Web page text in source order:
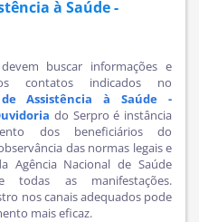
à Saúde -
buscar informações e
contatos indicados no
Assistência à Saúde -
do Serpro é instância
dos beneficiários do
das normas legais e
Agência Nacional de Saúde
todas as manifestações.
nos canais adequados pode
mais eficaz.